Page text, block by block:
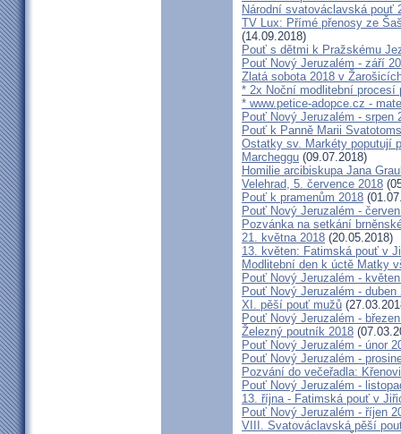
Národní svatováclavská pouť
TV Lux: Přímé přenosy ze
(14.09.2018)
Pouť s dětmi k Pražskému
Pouť Nový Jeruzalém - září
Zlatá sobota 2018 v
* 2x Noční modlitební
* www.petice-adopce.cz -
Pouť Nový Jeruzalém - srpen
Pouť k Panně Marii
Ostatky sv. Markéty poputují
Marcheggu (09.07.2018)
Homilie arcibiskupa Jana
Velehrad, 5. července 2018
Pouť k pramenům 2018
Pouť Nový Jeruzalém -
Pozvánka na setkání
21. května 2018 (20.05.2018)
13. květen: Fatimská pouť v
Modlitební den k úctě Matky
Pouť Nový Jeruzalém -
Pouť Nový Jeruzalém - duben
XI. pěší pouť mužů
Pouť Nový Jeruzalém -
Železný poutník 2018
Pouť Nový Jeruzalém - únor
Pouť Nový Jeruzalém -
Pozvání do večeřadla:
Pouť Nový Jeruzalém -
13. října - Fatimská pouť v
Pouť Nový Jeruzalém - říjen
VIII. Svatováclavská pěší